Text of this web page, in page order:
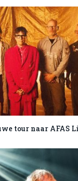
tour naar AFAS